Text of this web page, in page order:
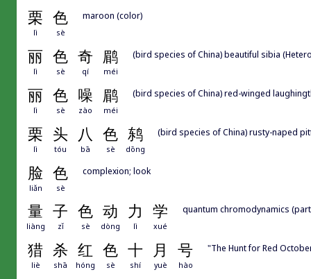
栗 色
lì sè
maroon (color)
丽 色 奇 鹛
lì sè qí méi
(bird species of China) beautiful sibia
丽 色 噪 鹛
lì sè zào méi
(bird species of China) red-winged
栗 头 八 色 鸫
lì tóu bā sè dōng
(bird species of China) rusty-naped
脸 色
liǎn sè
complexion; look
量 子 色 动 力 学
liàng zǐ sè dòng lì xué
quantum chromodynamics
猎 杀 红 色 十 月 号
liè shā hóng sè shí yuè hào
"The Hunt for Red